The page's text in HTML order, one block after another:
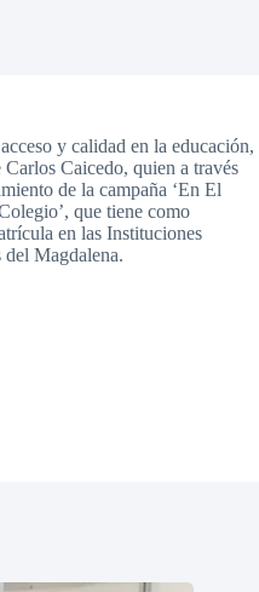
y calidad en la educación,
Caicedo, quien a través
de la campaña ‘En El
que tiene como
en las Instituciones
del Magdalena.